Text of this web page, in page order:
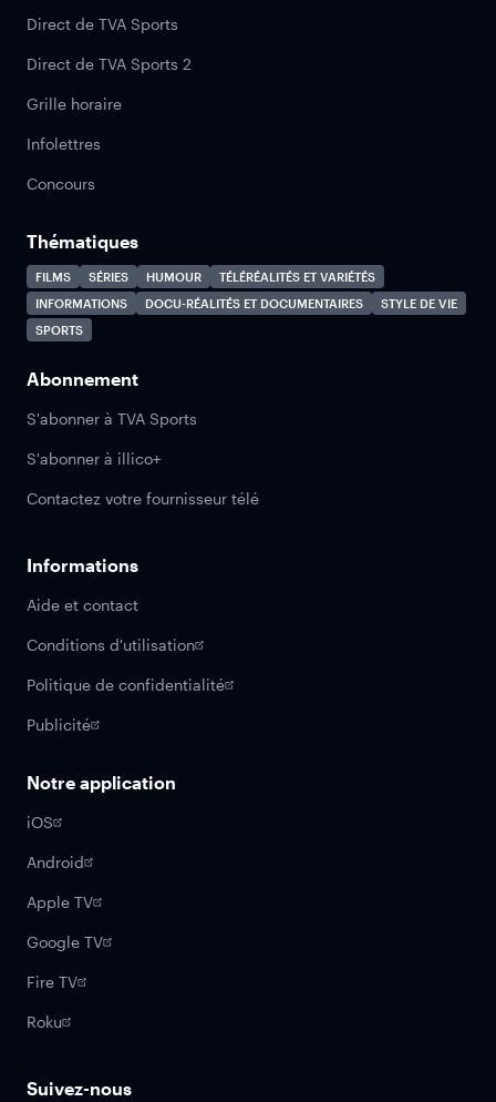
Direct de TVA Sports
Direct de TVA Sports 2
Grille horaire
Infolettres
Concours
Thématiques
FILMS SÉRIES HUMOUR
TÉLÉRÉALITÉS ET VARIÉTÉS
INFORMATIONS
DOCU-RÉALITÉS ET DOCUMENTAIRES
STYLE DE VIE
SPORTS
Abonnement
S'abonner à TVA Sports
S'abonner à illico+
Contactez votre fournisseur télé
Informations
Aide et contact
Conditions d'utilisation
Politique de confidentialité
Publicité
Notre application
iOS
Android
Apple TV
Google TV
Fire TV
Roku
Suivez-nous